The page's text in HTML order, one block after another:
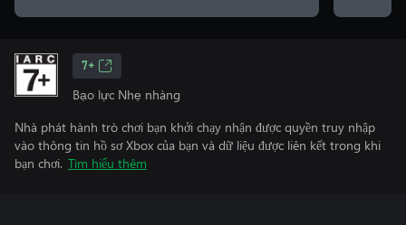
7+
Bạo lực Nhẹ nhàng
Nhà phát hành trò chơi bạn khởi chạy nhận được quyền truy nhập
vào thông tin hồ sơ Xbox của bạn và dữ liệu được liên kết trong khi
bạn chơi. Tìm hiểu thêm